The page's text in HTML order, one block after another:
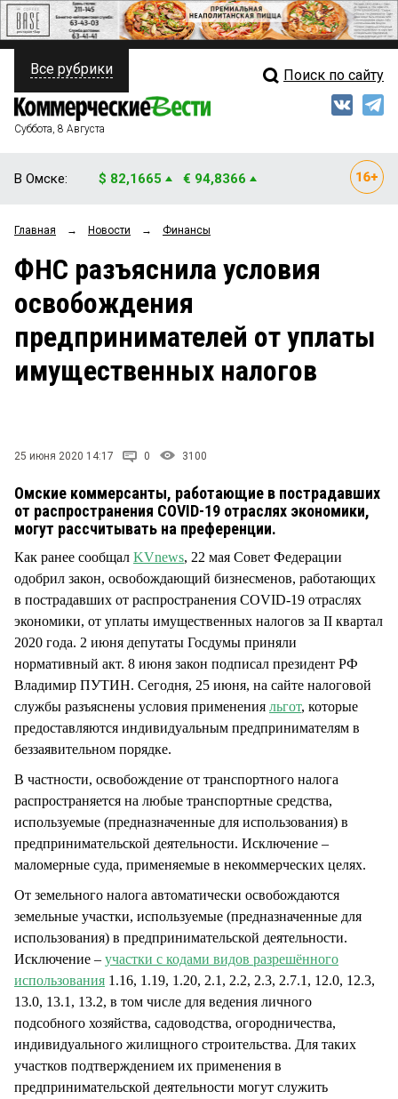
ПОЛИТИКА
ФИНАНСЫ
ОБЩЕСТВО
ЗАКОН
НОВОСТИ КОМПАНИЙ
Свежий выпуск
Рейтинги
Архив
Все рубрики Поиск по сайту
Суббота, 8 Августа
В Омске: $ 82,1665 € 94,8366
Главная → Новости → Финансы
ФНС разъяснила условия
освобождения
предпринимателей от уплаты
имущественных налогов
25 июня 2020 14:17 0 3100
Омские коммерсанты, работающие в пострадавших
от распространения COVID-19 отраслях экономики,
могут рассчитывать на преференции.
Как ранее сообщал KVnews, 22 мая Совет Федерации
одобрил закон, освобождающий бизнесменов, работающих
в пострадавших от распространения COVID-19 отраслях
экономики, от уплаты имущественных налогов за II квартал
2020 года. 2 июня депутаты Госдумы приняли
нормативный акт. 8 июня закон подписал президент РФ
Владимир ПУТИН. Сегодня, 25 июня, на сайте налоговой
службы разъяснены условия применения льгот, которые
предоставляются индивидуальным предпринимателям в
беззаявительном порядке.
В частности, освобождение от транспортного налога
распространяется на любые транспортные средства,
используемые (предназначенные для использования) в
предпринимательской деятельности. Исключение –
маломерные суда, применяемые в некоммерческих целях.
От земельного налога автоматически освобождаются
земельные участки, используемые (предназначенные для
использования) в предпринимательской деятельности.
Исключение – участки с кодами видов разрешённого
использования 1.16, 1.19, 1.20, 2.1, 2.2, 2.3, 2.7.1, 12.0, 12.3,
13.0, 13.1, 13.2, в том числе для ведения личного
подсобного хозяйства, садоводства, огородничества,
индивидуального жилищного строительства. Для таких
участков подтверждением их применения в
предпринимательской деятельности могут служить